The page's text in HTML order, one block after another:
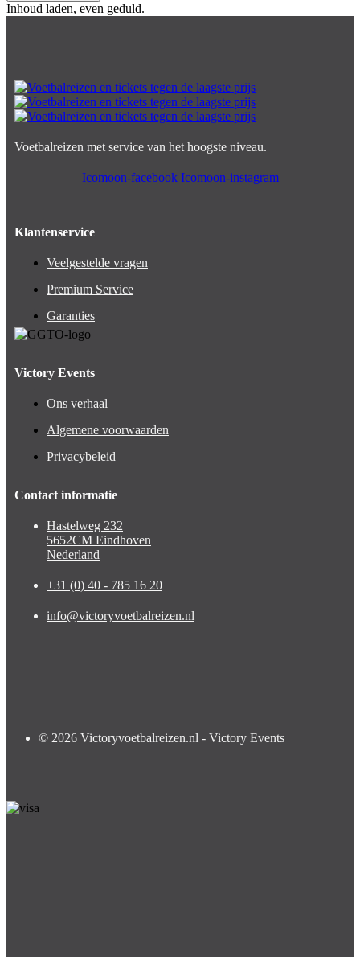
Inhoud laden, even geduld.
Voetbalreizen met service van het hoogste niveau.
Icomoon-facebook Icomoon-instagram
Klantenservice
Veelgestelde vragen
Premium Service
Garanties
Victory Events
Ons verhaal
Algemene voorwaarden
Privacybeleid
Contact informatie
Hastelweg 232
5652CM Eindhoven
Nederland
+31 (0) 40 - 785 16 20
info@victoryvoetbalreizen.nl
© 2026 Victoryvoetbalreizen.nl - Victory Events